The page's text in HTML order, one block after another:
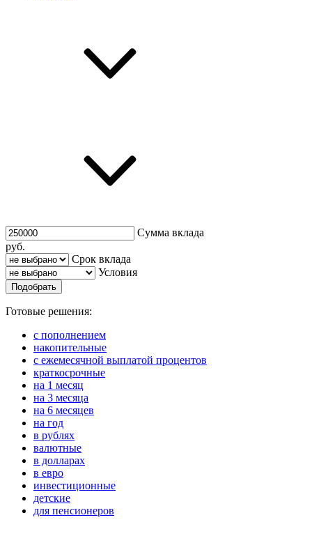
Сумма вклада
руб.
Срок вклада
Условия
Подобрать
Готовые решения:
с пополнением
накопительные
с ежемесячной выплатой процентов
краткосрочные
на 1 месяц
на 3 месяца
на 6 месяцев
на год
в рублях
валютные
в долларах
в евро
инвестиционные
детские
для пенсионеров